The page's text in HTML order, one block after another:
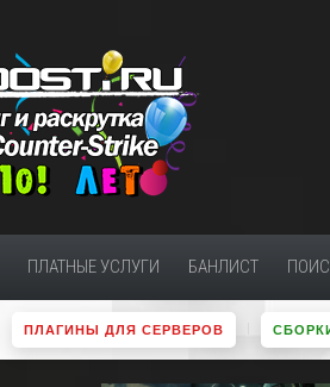
ПЛАТНЫЕ УСЛУГИ БАНЛИСТ
ПЛАГИНЫ ДЛЯ СЕРВЕРОВ